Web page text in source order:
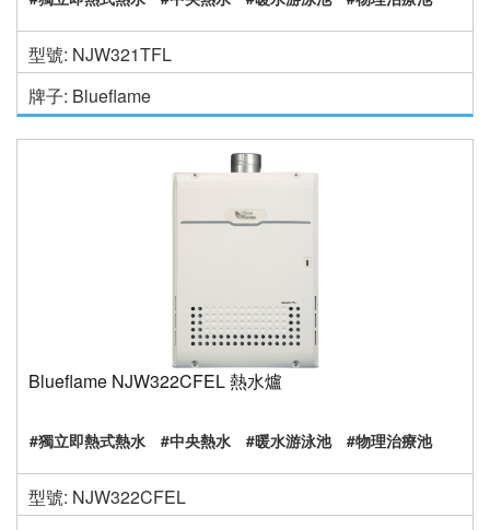
型號: NJW321TFL
牌子: Blueflame
Blueflame NJW322CFEL 熱水爐
#獨立即熱式熱水 #中央熱水 #暖水游泳池 #物理治療池
型號: NJW322CFEL